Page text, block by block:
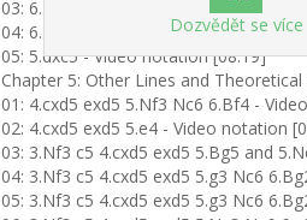
03: 6...d4 7.Na4 Bxc5 8.Nxc5 Qa5
04: 6...d4 7.Na4 Bxc5 8.Nxc5 Qa5
05: 5.dxc5 - Video notation [08:19]
Chapter 5: Other Lines and Theoretical
01: 4.cxd5 exd5 5.Nf3 Nc6 6.Bf4 -
02: 4.cxd5 exd5 5.e4 - Video notation
03: 3.Nf3 c5 4.cxd5 exd5 5.Bg5 and
04: 3.Nf3 c5 4.cxd5 exd5 5.g3 Nc6
05: 3.Nf3 c5 4.cxd5 exd5 5.g3 Nc6
Dozvědět se více